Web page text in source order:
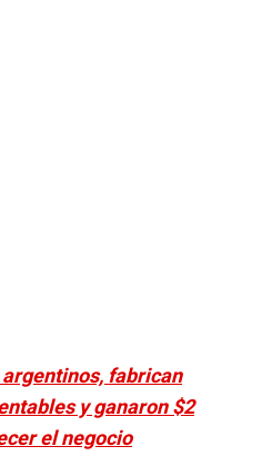
fabrican
y ganaron $2
el negocio